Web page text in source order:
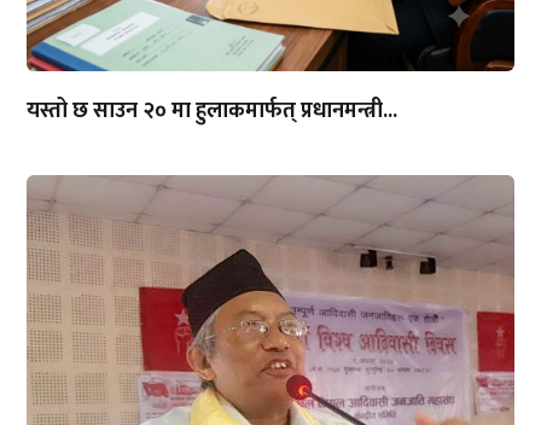
यस्तो छ साउन २० मा हुलाकमार्फत् प्रधानमन्त्री...